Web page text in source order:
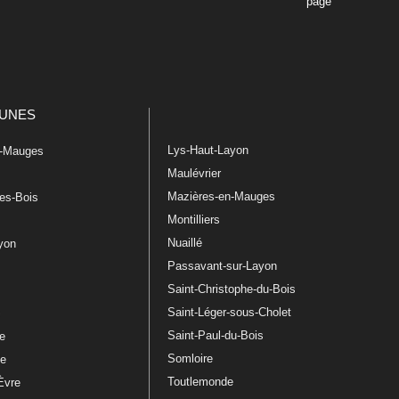
Mauges
Bois
Lys-Haut-Layon
Maulévrier
Mazières-en-Mauges
Montilliers
Nuaillé
Passavant-sur-Layon
Saint-Christophe-du-Bois
Saint-Léger-sous-Cholet
Saint-Paul-du-Bois
Somloire
Toutlemonde